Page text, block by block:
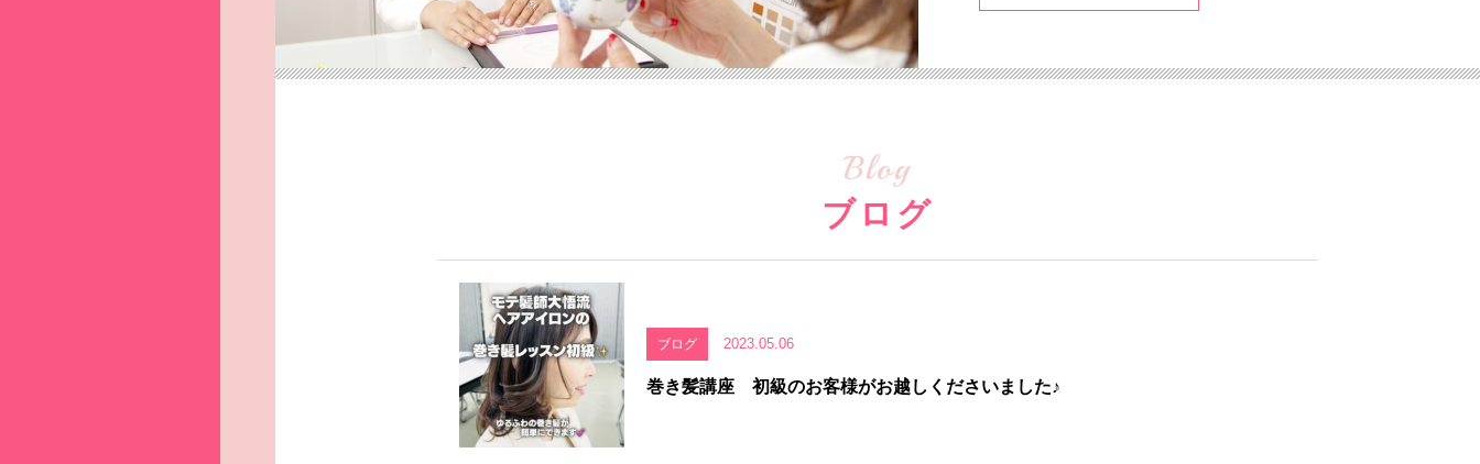
Blog
ブログ
ブログ 2023.05.06
巻き髪講座 初級のお客様がお越しくださいました♪